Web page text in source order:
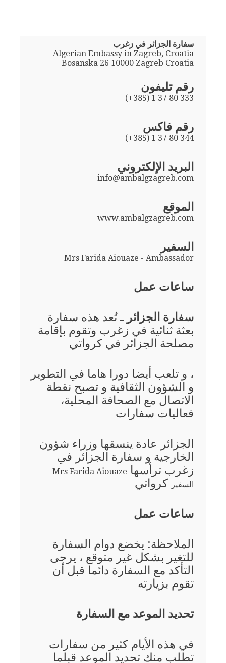
سفارة الجزائر في زغرب
Algerian Embassy in Zagreb, Croatia
Bosanska 26 10000 Zagreb Croatia
رقم تليفون
(+385) 1 37 80 333
رقم فاكس
(+385) 1 37 80 344
البريد الإلكتروني
info@ambalgzagreb.com
الموقع
www.ambalgzagreb.com
السفير
Mrs Farida Aiouaze - Ambassador
ساعات عمل
سفارة الجزائر ـ تُعد هذه سفارة
بعثة ثنائية في زغرب وتقوم بإقامة
مصلحة الجزائر في كرواتي
، و تلعب أيضا دورا هاما في التطوير
و الشؤون الثقافية و تصبح نقطة
الاتصال مع الصحافة المحلية،
فعاليات سفارات
الجزائر عادة ينسقها وزراء شؤون
الخارجية و سفارة الجزائر في
زغرب ترأسها
Mrs Farida Aiouaze -
السفير كرواتي
ساعات عمل
الملاحظة: يخضع دوام السفارة
للتغير بشكل غير متوقع ، يرجى
التأكد مع السفارة دائما قبل أن
تقوم بزيارته
تحديد الموعد مع السفارة
في هذه الأيام كثير من سفارات
تطلب منك تحديد الموعد قبلما